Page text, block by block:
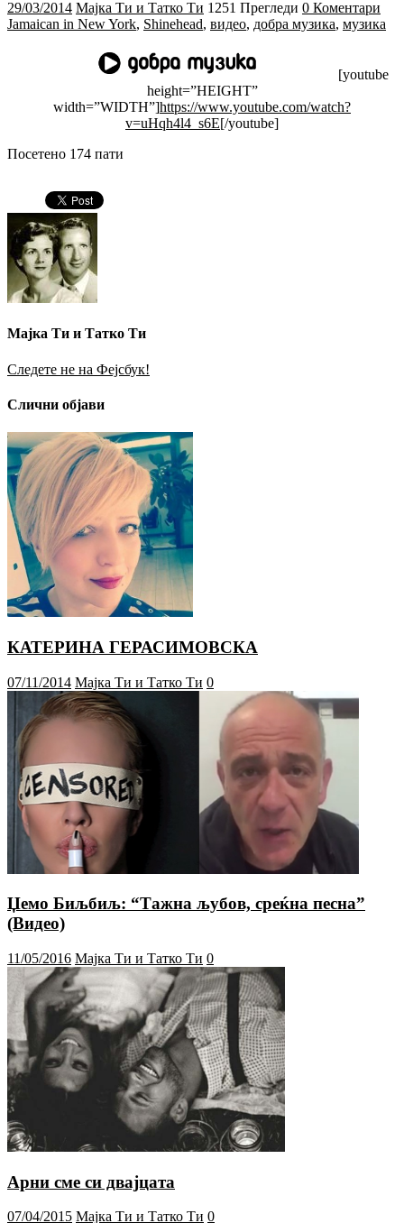
29/03/2014 Мајка Ти и Татко Ти 1251 Прегледи 0 Коментари
Jamaican in New York, Shinehead, видео, добра музика, музика
[youtube
height=”HEIGHT”
width=”WIDTH”]https://www.youtube.com/watch?
v=uHqh4l4_s6E[/youtube]
Посетено 174 пати
Мајка Ти и Татко Ти
Следете не на Фејсбук!
Слични објави
КАТЕРИНА ГЕРАСИМОВСКА
07/11/2014 Мајка Ти и Татко Ти 0
Џемо Биљбиљ: “Тажна љубов, среќна песна”
(Видео)
11/05/2016 Мајка Ти и Татко Ти 0
Арни сме си двајцата
07/04/2015 Мајка Ти и Татко Ти 0